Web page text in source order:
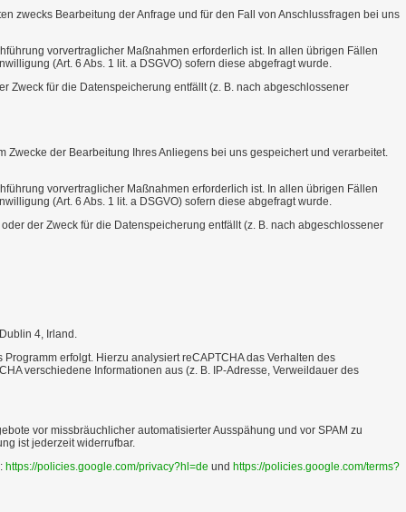
zwecks Bearbeitung der Anfrage und für den Fall von Anschlussfragen bei uns
vorvertraglicher Maßnahmen erforderlich ist. In allen übrigen Fällen
(Art. 6 Abs. 1 lit. a DSGVO) sofern diese abgefragt wurde.
Zweck für die Datenspeicherung entfällt (z. B. nach abgeschlossener
der Bearbeitung Ihres Anliegens bei uns gespeichert und verarbeitet.
vorvertraglicher Maßnahmen erforderlich ist. In allen übrigen Fällen
(Art. 6 Abs. 1 lit. a DSGVO) sofern diese abgefragt wurde.
der Zweck für die Datenspeicherung entfällt (z. B. nach abgeschlossener
4, Irland.
erfolgt. Hierzu analysiert reCAPTCHA das Verhalten des
verschiedene Informationen aus (z. B. IP-Adresse, Verweildauer des
vor missbräuchlicher automatisierter Ausspähung und vor SPAM zu
ist jederzeit widerrufbar.
https://policies.google.com/privacy?hl=de und https://policies.google.com/terms?